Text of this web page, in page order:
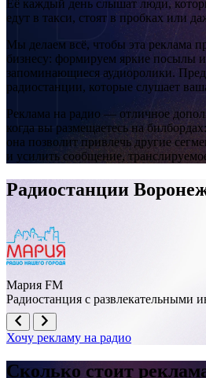
Её каждый день слышат люди,
едут в такси, стоят в пробках или
Мы делаем всё, чтобы эта реклама
бизнесу: формируем яркие посылы
запоминающиеся аудиоролики.
радиостанции, которые слушает
Реклама на радио — отличное
когда вы размещаетесь на билбордах:
она позволит привлечь другие
и усилить сообщение,
Радиостанции
Мария FM
Радиостанция с развлекательными
Хочу рекламу на радио
Сколько стоит